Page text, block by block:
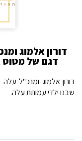
דורון אלמוג
דגם של מטוס
דורון אלמוג ומנכ"ל
שבנו ילדי